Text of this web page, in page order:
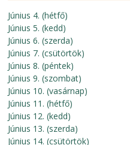
Június 4. (hétfő)
Június 5. (kedd)
Június 6. (szerda)
Június 7. (csütörtök)
Június 8. (péntek)
Június 9. (szombat)
Június 10. (vasárnap)
Június 11. (hétfő)
Június 12. (kedd)
Június 13. (szerda)
Június 14. (csütörtök)